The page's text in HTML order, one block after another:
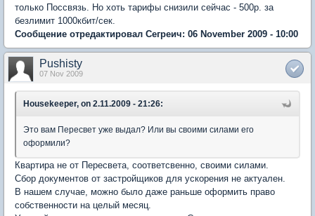
только Поссвязь. Но хоть тарифы снизили сейчас - 500р. за
безлимит 1000кбит/сек.
Сообщение отредактировал Сегреич: 06 November 2009 - 10:00
Pushisty
07 Nov 2009
Housekeeper, on 2.11.2009 - 21:26:
Это вам Пересвет уже выдал? Или вы своими силами его
оформили?
Квартира не от Пересвета, соответсвенно, своими силами.
Сбор документов от застройщиков для ускорения не актуален.
В нашем случае, можно было даже раньше оформить право
собственности на целый месяц.